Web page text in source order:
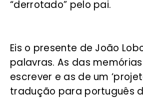
“derrotado” pelo pai.
Eis o presente de João
palavras. As das
escrever e as de um
tradução para português